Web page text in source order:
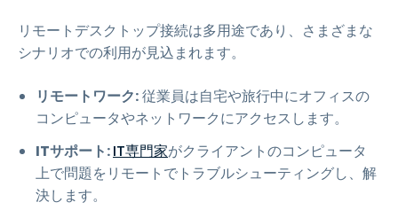
リモートデスクトップ接続は多用途であり、さまざまな
シナリオでの利用が見込まれます。
リモートワーク:従業員は自宅や旅行中にオフィスの
コンピュータやネットワークにアクセスします。
ITサポート:IT専門家がクライアントのコンピュータ
上で問題をリモートでトラブルシューティングし、解
決します。